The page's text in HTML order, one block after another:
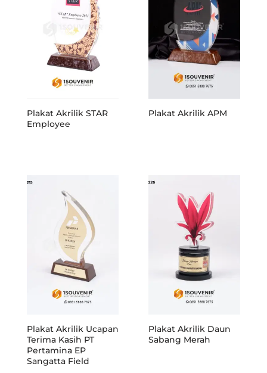
Plakat Akrilik STAR
Employee
Plakat Akrilik APM
Plakat Akrilik Ucapan
Terima Kasih PT
Pertamina EP
Sangatta Field
Plakat Akrilik Daun
Sabang Merah